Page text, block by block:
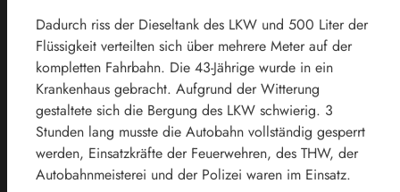
Dadurch riss der Dieseltank des LKW und 500 Liter der
Flüssigkeit verteilten sich über mehrere Meter auf der
kompletten Fahrbahn. Die 43-Jährige wurde in ein
Krankenhaus gebracht. Aufgrund der Witterung
gestaltete sich die Bergung des LKW schwierig. 3
Stunden lang musste die Autobahn vollständig gesperrt
werden, Einsatzkräfte der Feuerwehren, des THW, der
Autobahnmeisterei und der Polizei waren im Einsatz.